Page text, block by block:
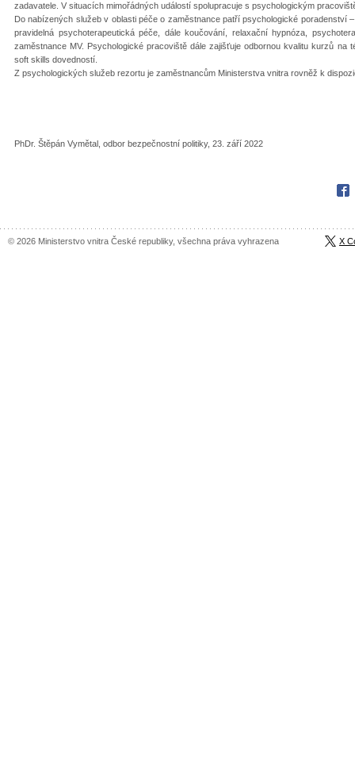
zadavatele. V situacích mimořádných událostí spolupracuje s psychologickým
Do nabízených služeb v oblasti péče o zaměstnance patří psychologické poradenství
pravidelná psychoterapeutická péče, dále koučování, relaxační hypnóza,
zaměstnance MV. Psychologické pracoviště dále zajišťuje odbornou kvalitu kurzů
soft skills dovedností.
Z psychologických služeb rezortu je zaměstnancům Ministerstva vnitra rovněž k
PhDr. Štěpán Vymětal, odbor bezpečnostní politiky, 23. září 2022
© 2026 Ministerstvo vnitra České republiky, všechna práva vyhrazena X